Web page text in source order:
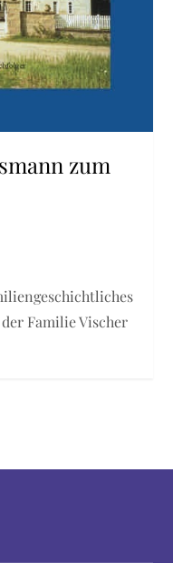
zum
Familie Vischer